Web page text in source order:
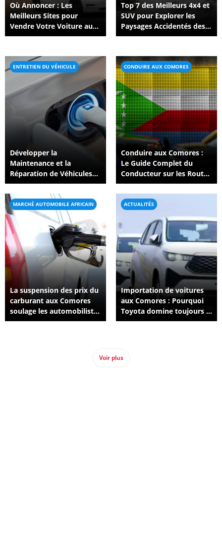
Où Annoncer : Les
Meilleurs Sites pour
Vendre Votre Voiture aux
Comores en 2026
Top 7 des Meilleurs 4x4 et
SUV pour Explorer les
Paysages Accidentés des
Comores
ENTRETIEN DU VÉHICULE
Développer la
Maintenance et la
Réparation de Véhicules
Électriques aux Comores :
Ce Qu'il Faut Pour Croître
CONDUIRE AUX COMORES
Conduire aux Comores :
Le Guide Complet du
Conducteur sur les Routes
des Îles
MARCHÉ AUTOMOBILE AFRICAIN
La suspension des prix du
carburant aux Comores
soulage les automobilistes
et le secteur automobile
ACTUALITÉS
Importation de voitures
aux Comores : Pourquoi
Toyota domine toujours le
marché en 2026 ?
Voir plus